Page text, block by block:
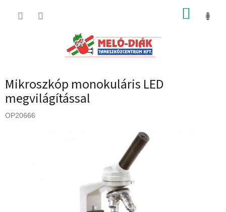
KOSÁR
Mikroszkóp monokuláris LED
megvilágítással
OP20666